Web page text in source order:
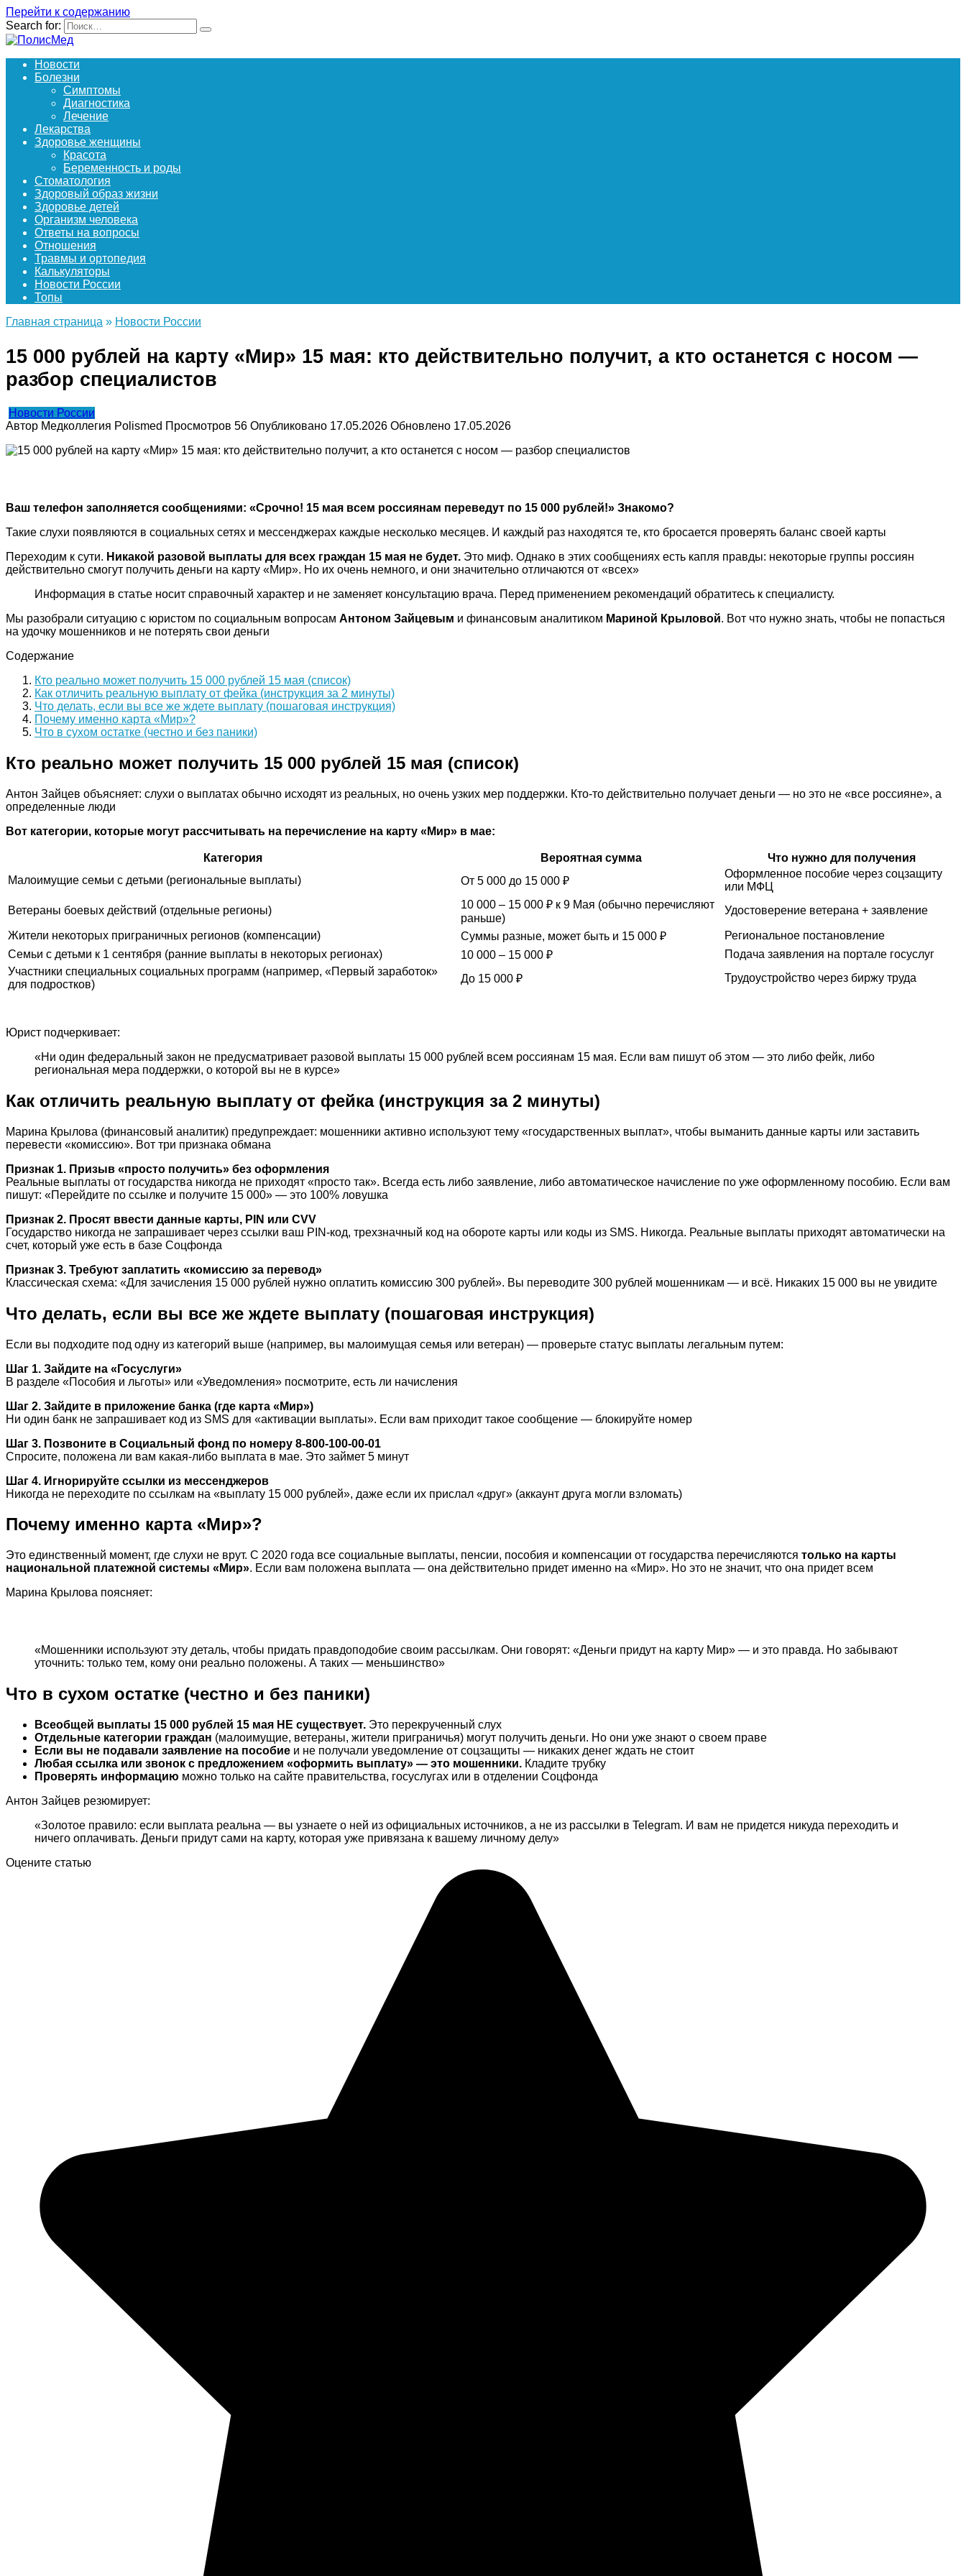
Перейти к содержанию
Search for:
Новости
Болезни
Симптомы
Диагностика
Лечение
Лекарства
Здоровье женщины
Красота
Беременность и роды
Стоматология
Здоровый образ жизни
Здоровье детей
Организм человека
Ответы на вопросы
Отношения
Травмы и ортопедия
Калькуляторы
Новости России
Топы
Главная страница » Новости России
15 000 рублей на карту «Мир» 15 мая: кто действительно получит, а кто останется с носом —
разбор специалистов
Новости России
Автор Медколлегия Polismed Просмотров 56 Опубликовано 17.05.2026 Обновлено 17.05.2026
Ваш телефон заполняется сообщениями: «Срочно! 15 мая всем россиянам переведут по 15 000 рублей!» Знакомо?
Такие слухи появляются в социальных сетях и мессенджерах каждые несколько месяцев. И каждый раз находятся те, кто бросается проверять баланс своей карты
Переходим к сути. Никакой разовой выплаты для всех граждан 15 мая не будет. Это миф. Однако в этих сообщениях есть капля правды: некоторые группы россиян
действительно смогут получить деньги на карту «Мир». Но их очень немного, и они значительно отличаются от «всех»
Информация в статье носит справочный характер и не заменяет консультацию врача. Перед применением рекомендаций обратитесь к специалисту.
Мы разобрали ситуацию с юристом по социальным вопросам Антоном Зайцевым и финансовым аналитиком Мариной Крыловой. Вот что нужно знать, чтобы не попасться
на удочку мошенников и не потерять свои деньги
Содержание
Кто реально может получить 15 000 рублей 15 мая (список)
Как отличить реальную выплату от фейка (инструкция за 2 минуты)
Что делать, если вы все же ждете выплату (пошаговая инструкция)
Почему именно карта «Мир»?
Что в сухом остатке (честно и без паники)
Кто реально может получить 15 000 рублей 15 мая (список)
Антон Зайцев объясняет: слухи о выплатах обычно исходят из реальных, но очень узких мер поддержки. Кто-то действительно получает деньги — но это не «все россияне», а
определенные люди
Вот категории, которые могут рассчитывать на перечисление на карту «Мир» в мае:
Категория Вероятная сумма
Что нужно для получения
Малоимущие семьи с детьми (региональные выплаты)
От 5 000 до 15 000 ₽
Оформленное пособие через соцзащиту
или МФЦ
Ветераны боевых действий (отдельные регионы)
10 000 – 15 000 ₽ к 9 Мая (обычно перечисляют
раньше)
Удостоверение ветерана + заявление
Жители некоторых приграничных регионов (компенсации) Суммы разные, может быть и 15 000 ₽
Региональное постановление
Семьи с детьми к 1 сентября (ранние выплаты в некоторых регионах)
10 000 – 15 000 ₽
Подача заявления на портале госуслуг
Участники специальных социальных программ (например, «Первый заработок»
для подростков)
До 15 000 ₽ Трудоустройство через биржу труда
Юрист подчеркивает:
«Ни один федеральный закон не предусматривает разовой выплаты 15 000 рублей всем россиянам 15 мая. Если вам пишут об этом — это либо фейк, либо
региональная мера поддержки, о которой вы не в курсе»
Как отличить реальную выплату от фейка (инструкция за 2 минуты)
Марина Крылова (финансовый аналитик) предупреждает: мошенники активно используют тему «государственных выплат», чтобы выманить данные карты или заставить
перевести «комиссию». Вот три признака обмана
Признак 1. Призыв «просто получить» без оформления
Реальные выплаты от государства никогда не приходят «просто так». Всегда есть либо заявление, либо автоматическое начисление по уже оформленному пособию. Если вам
пишут: «Перейдите по ссылке и получите 15 000» — это 100% ловушка
Признак 2. Просят ввести данные карты, PIN или CVV
Государство никогда не запрашивает через ссылки ваш PIN-код, трехзначный код на обороте карты или коды из SMS. Никогда. Реальные выплаты приходят автоматически на
счет, который уже есть в базе Соцфонда
Признак 3. Требуют заплатить «комиссию за перевод»
Классическая схема: «Для зачисления 15 000 рублей нужно оплатить комиссию 300 рублей». Вы переводите 300 рублей мошенникам — и всё. Никаких 15 000 вы не увидите
Что делать, если вы все же ждете выплату (пошаговая инструкция)
Если вы подходите под одну из категорий выше (например, вы малоимущая семья или ветеран) — проверьте статус выплаты легальным путем:
Шаг 1. Зайдите на «Госуслуги»
В разделе «Пособия и льготы» или «Уведомления» посмотрите, есть ли начисления
Шаг 2. Зайдите в приложение банка (где карта «Мир»)
Ни один банк не запрашивает код из SMS для «активации выплаты». Если вам приходит такое сообщение — блокируйте номер
Шаг 3. Позвоните в Социальный фонд по номеру 8-800-100-00-01
Спросите, положена ли вам какая-либо выплата в мае. Это займет 5 минут
Шаг 4. Игнорируйте ссылки из мессенджеров
Никогда не переходите по ссылкам на «выплату 15 000 рублей», даже если их прислал «друг» (аккаунт друга могли взломать)
Почему именно карта «Мир»?
Это единственный момент, где слухи не врут. С 2020 года все социальные выплаты, пенсии, пособия и компенсации от государства перечисляются только на карты
национальной платежной системы «Мир». Если вам положена выплата — она действительно придет именно на «Мир». Но это не значит, что она придет всем
Марина Крылова поясняет:
«Мошенники используют эту деталь, чтобы придать правдоподобие своим рассылкам. Они говорят: «Деньги придут на карту Мир» — и это правда. Но забывают
уточнить: только тем, кому они реально положены. А таких — меньшинство»
Что в сухом остатке (честно и без паники)
Всеобщей выплаты 15 000 рублей 15 мая НЕ существует. Это перекрученный слух
Отдельные категории граждан (малоимущие, ветераны, жители приграничья) могут получить деньги. Но они уже знают о своем праве
Если вы не подавали заявление на пособие и не получали уведомление от соцзащиты — никаких денег ждать не стоит
Любая ссылка или звонок с предложением «оформить выплату» — это мошенники. Кладите трубку
Проверять информацию можно только на сайте правительства, госуслугах или в отделении Соцфонда
Антон Зайцев резюмирует:
«Золотое правило: если выплата реальна — вы узнаете о ней из официальных источников, а не из рассылки в Telegram. И вам не придется никуда переходить и
ничего оплачивать. Деньги придут сами на карту, которая уже привязана к вашему личному делу»
Оцените статью